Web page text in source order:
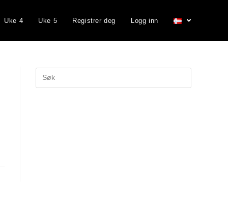
Uke 4 Uke 5 Registrer deg Logg inn